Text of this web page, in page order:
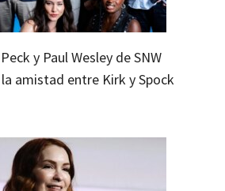
y Paul Wesley de SNW
amistad entre Kirk y Spock